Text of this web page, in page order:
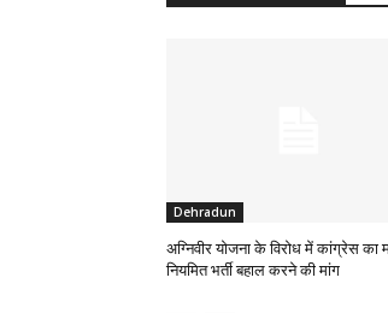
Dehradun
अग्निवीर योजना के विरोध में कांग्रेस का
नियमित भर्ती बहाल करने की मांग